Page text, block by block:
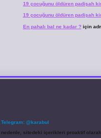
19 çocuğunu öldüren padişah
19 çocuğunu öldüren padişah
En pahalı bal ne kadar ?için
Telegram: @karabul
sitedeki içerikleri proaktif